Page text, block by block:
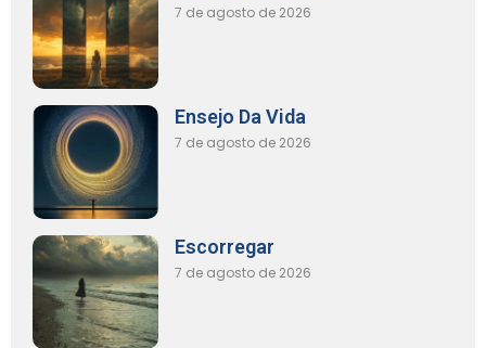
7 de agosto de 2026
Ensejo Da Vida
7 de agosto de 2026
Escorregar
7 de agosto de 2026